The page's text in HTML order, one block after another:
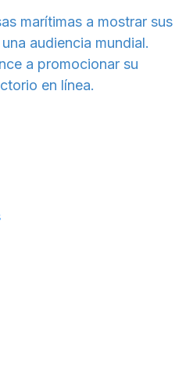
marítimas a mostrar sus
audiencia mundial.
a promocionar su
en línea.